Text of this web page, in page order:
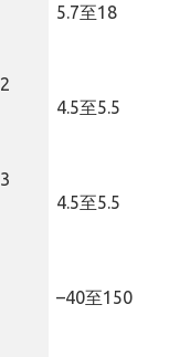
5.7至18
2
4.5至5.5
3
4.5至5.5
–40至150